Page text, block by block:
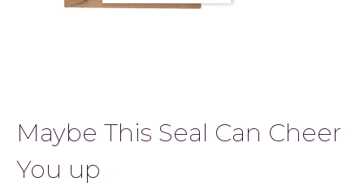
Maybe This Seal Can Cheer
You up